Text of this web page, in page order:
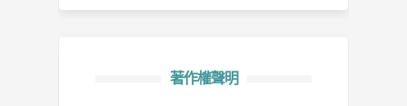
著作權聲明